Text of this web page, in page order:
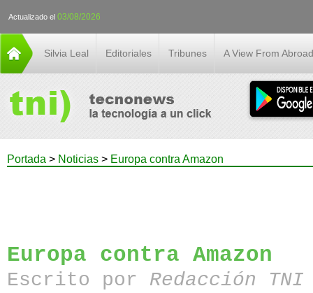
Actualizado el 03/08/2026
Silvia Leal Editoriales Tribunes A View From Abroad
Portada > Noticias > Europa contra Amazon
Europa contra Amazon
Escrito por Redacción